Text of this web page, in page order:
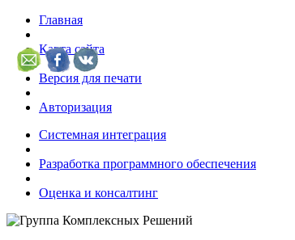
Главная
Карта сайта
Версия для печати
Авторизация
Системная интеграция
Разработка программного обеспечения
Оценка и консалтинг